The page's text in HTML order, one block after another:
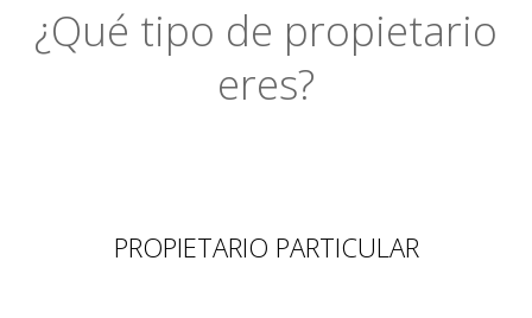
¿Qué tipo de propietario
eres?
PROPIETARIO PARTICULAR